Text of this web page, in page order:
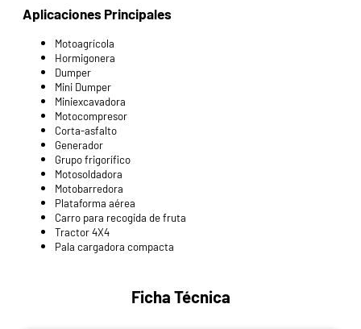
Aplicaciones Principales
Motoagrícola
Hormigonera
Dumper
Mini Dumper
Miniexcavadora
Motocompresor
Corta-asfalto
Generador
Grupo frigorífico
Motosoldadora
Motobarredora
Plataforma aérea
Carro para recogida de fruta
Tractor 4X4
Pala cargadora compacta
Ficha Técnica